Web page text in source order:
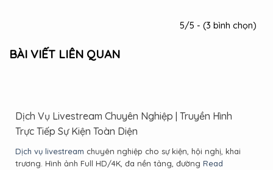
5/5 - (3 bình chọn)
BÀI VIẾT LIÊN QUAN
Dịch Vụ Livestream Chuyên Nghiệp | Truyền Hình
Trực Tiếp Sự Kiện Toàn Diện
Dịch vụ livestream chuyên nghiệp cho sự kiện, hội nghị, khai
trương. Hình ảnh Full HD/4K, đa nền tảng, đường Read